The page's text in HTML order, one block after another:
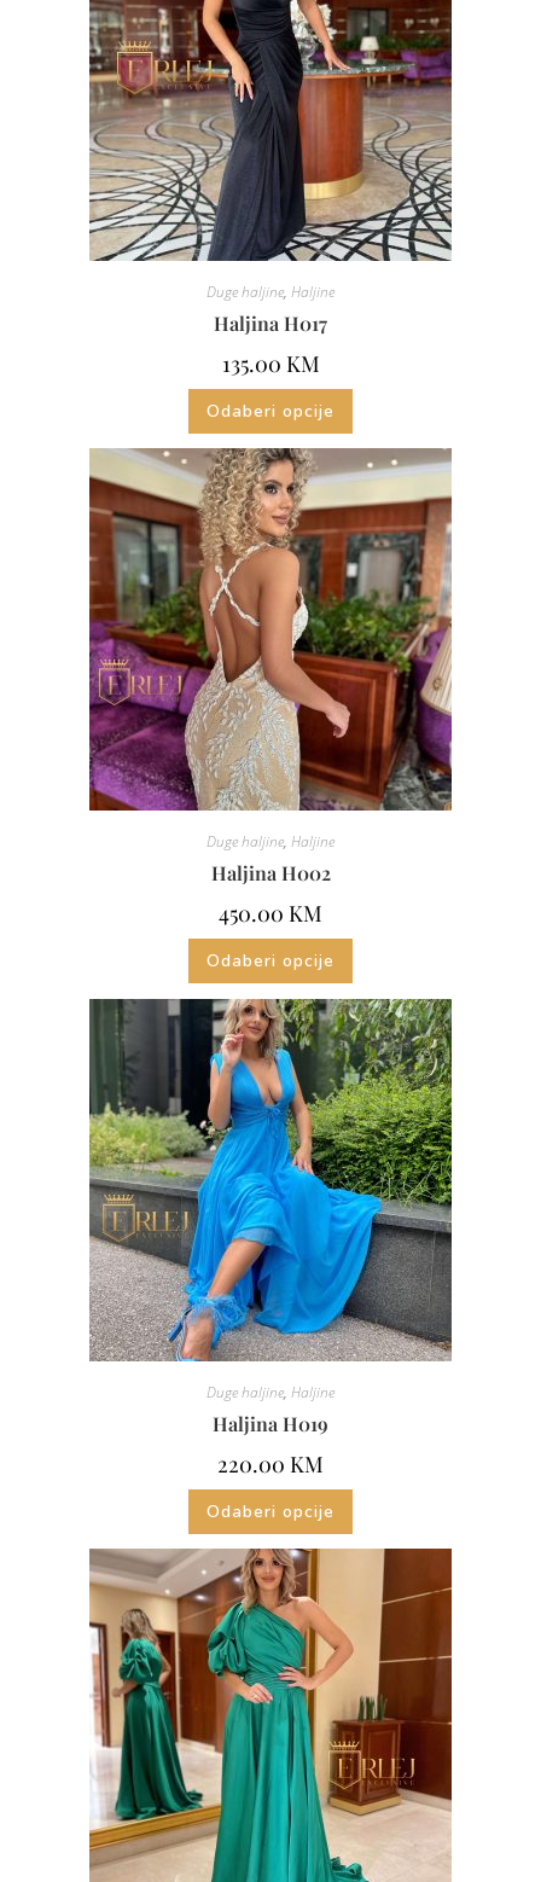
Duge haljine, Haljine
Haljina H017
135.00 KM
Odaberi opcije
Duge haljine, Haljine
Haljina H002
450.00 KM
Odaberi opcije
Duge haljine, Haljine
Haljina H019
220.00 KM
Odaberi opcije